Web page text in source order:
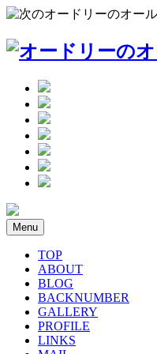
Menu
TOP
ABOUT
BLOG
BACKNUMBER
GALLERY
PROFILE
LINKS